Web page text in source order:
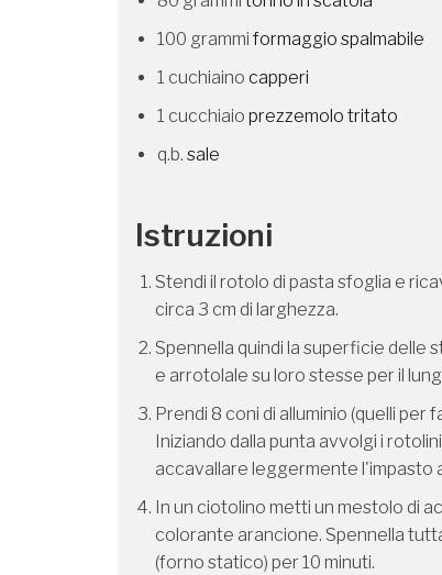
100 grammi formaggio spalmabile
1 cuchiaino capperi
1 cucchiaio prezzemolo tritato
q.b. sale
Istruzioni
Stendi il rotolo di pasta sfoglia e
circa 3 cm di larghezza.
Spennella quindi la superficie delle
e arrotolale su loro stesse per il
Prendi 8 coni di alluminio (quelli
Iniziando dalla punta avvolgi i
accavallare leggermente l'impasto
In un ciotolino metti un mestolo di
colorante arancione. Spennella
(forno statico) per 10 minuti.